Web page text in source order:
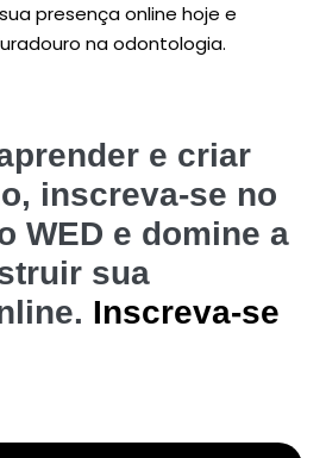
presença online hoje e
na odontologia.
e criar
inscreva-se no
WED e domine a
sua
Inscreva-se